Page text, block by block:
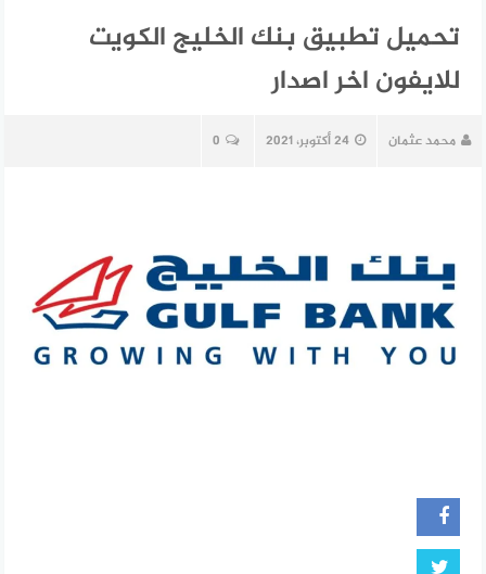
تحميل تطبيق بنك الخليج الكويت
للايفون اخر اصدار
محمد عثمان 24 أكتوبر، 2021 0